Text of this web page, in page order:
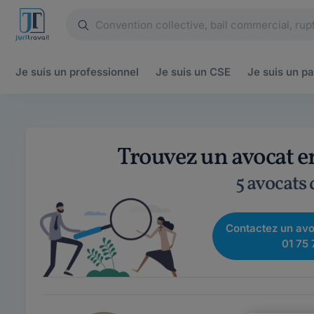
Je suis un professionnel Je suis un CSE Je suis un
Trouvez un avocat
5
Contactez un
01 75